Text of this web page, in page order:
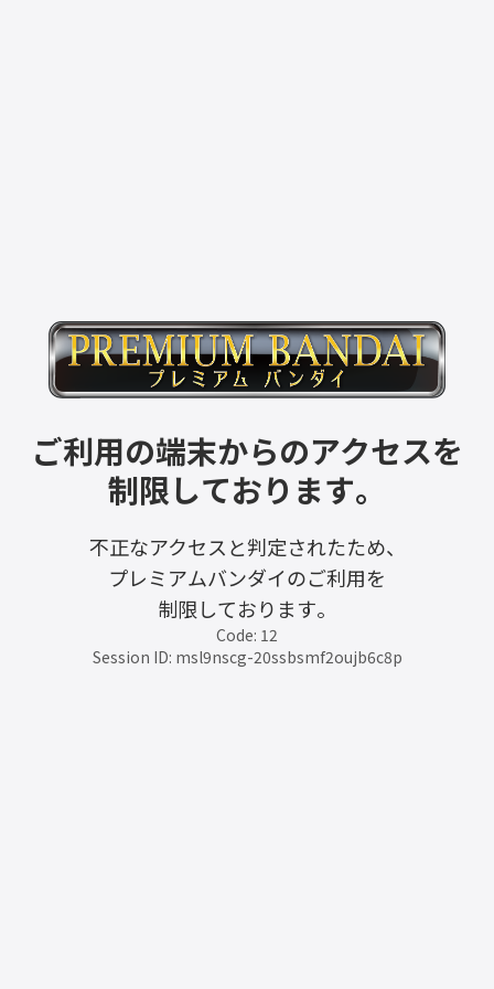
ご利用の端末からのアクセスを
制限しております。
不正なアクセスと判定されたため、
プレミアムバンダイのご利用を
制限しております。
Code: 12
Session ID: msl9nscg-20ssbsmf2oujb6c8p